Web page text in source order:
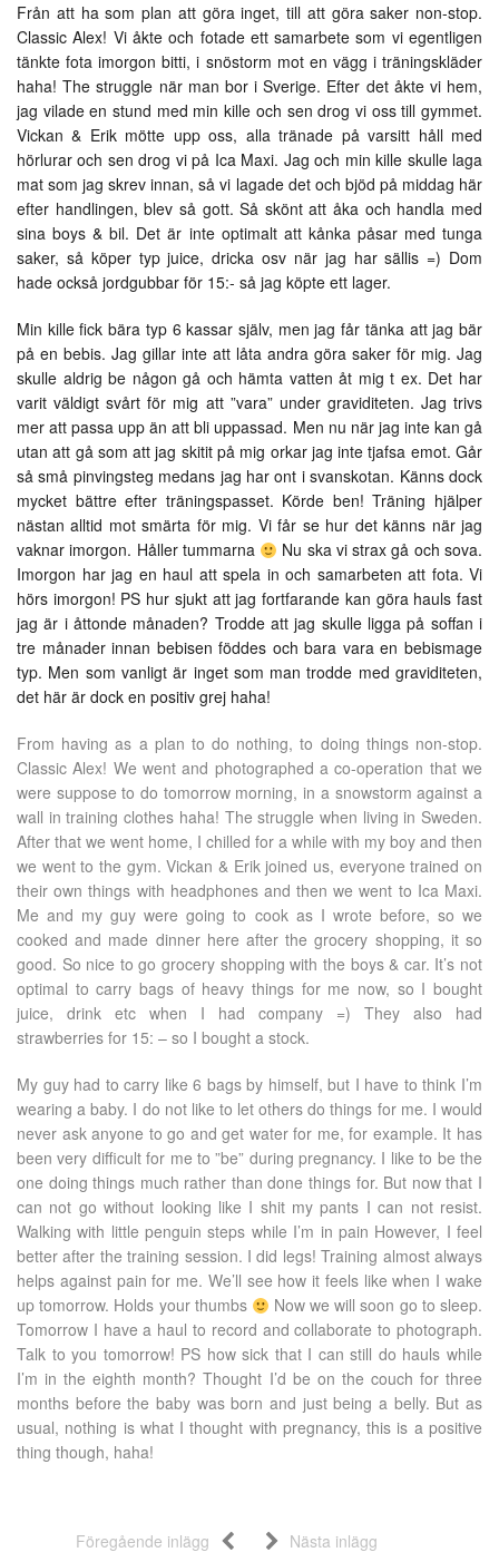
Från att ha som plan att göra inget, till att göra saker non-stop.
Classic Alex! Vi åkte och fotade ett samarbete som vi egentligen
tänkte fota imorgon bitti, i snöstorm mot en vägg i träningskläder
haha! The struggle när man bor i Sverige. Efter det åkte vi hem,
jag vilade en stund med min kille och sen drog vi oss till gymmet.
Vickan & Erik mötte upp oss, alla tränade på varsitt håll med
hörlurar och sen drog vi på Ica Maxi. Jag och min kille skulle laga
mat som jag skrev innan, så vi lagade det och bjöd på middag här
efter handlingen, blev så gott. Så skönt att åka och handla med
sina boys & bil. Det är inte optimalt att kånka påsar med tunga
saker, så köper typ juice, dricka osv när jag har sällis =) Dom
hade också jordgubbar för 15:- så jag köpte ett lager.
Min kille fick bära typ 6 kassar själv, men jag får tänka att jag bär
på en bebis. Jag gillar inte att låta andra göra saker för mig. Jag
skulle aldrig be någon gå och hämta vatten åt mig t ex. Det har
varit väldigt svårt för mig att ”vara” under graviditeten. Jag trivs
mer att passa upp än att bli uppassad. Men nu när jag inte kan gå
utan att gå som att jag skitit på mig orkar jag inte tjafsa emot. Går
så små pinvingsteg medans jag har ont i svanskotan. Känns dock
mycket bättre efter träningspasset. Körde ben! Träning hjälper
nästan alltid mot smärta för mig. Vi får se hur det känns när jag
vaknar imorgon. Håller tummarna
Nu ska vi strax gå och sova.
Imorgon har jag en haul att spela in och samarbeten att fota. Vi
hörs imorgon! PS hur sjukt att jag fortfarande kan göra hauls fast
jag är i åttonde månaden? Trodde att jag skulle ligga på soffan i
tre månader innan bebisen föddes och bara vara en bebismage
typ. Men som vanligt är inget som man trodde med graviditeten,
det här är dock en positiv grej haha!
From having as a plan to do nothing, to doing things non-stop.
Classic Alex! We went and photographed a co-operation that we
were suppose to do tomorrow morning, in a snowstorm against a
wall in training clothes haha! The struggle when living in Sweden.
After that we went home, I chilled for a while with my boy and then
we went to the gym. Vickan & Erik joined us, everyone trained on
their own things with headphones and then we went to Ica Maxi.
Me and my guy were going to cook as I wrote before, so we
cooked and made dinner here after the grocery shopping, it so
good. So nice to go grocery shopping with the boys & car. It’s not
optimal to carry bags of heavy things for me now, so I bought
juice, drink etc when I had company =) They also had
strawberries for 15: – so I bought a stock.
My guy had to carry like 6 bags by himself, but I have to think I’m
wearing a baby. I do not like to let others do things for me. I would
never ask anyone to go and get water for me, for example. It has
been very difficult for me to ”be” during pregnancy. I like to be the
one doing things much rather than done things for. But now that I
can not go without looking like I shit my pants I can not resist.
Walking with little penguin steps while I’m in pain However, I feel
better after the training session. I did legs! Training almost always
helps against pain for me. We’ll see how it feels like when I wake
up tomorrow. Holds your thumbs
Now we will soon go to sleep.
Tomorrow I have a haul to record and collaborate to photograph.
Talk to you tomorrow! PS how sick that I can still do hauls while
I’m in the eighth month? Thought I’d be on the couch for three
months before the baby was born and just being a belly. But as
usual, nothing is what I thought with pregnancy, this is a positive
thing though, haha!
Föregående inlägg Nästa inlägg